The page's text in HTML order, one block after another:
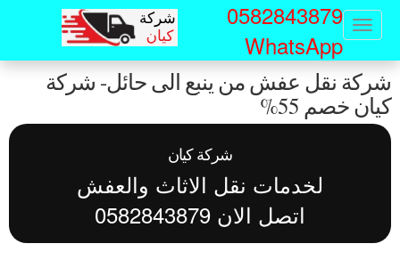
Toggle
navigation
0582843879
WhatsApp
نقل عفش من ينبع الى حائل- شركة
خصم 55%
شركة كيان
لخدمات نقل الاثاث والعفش
اتصل الان 0582843879